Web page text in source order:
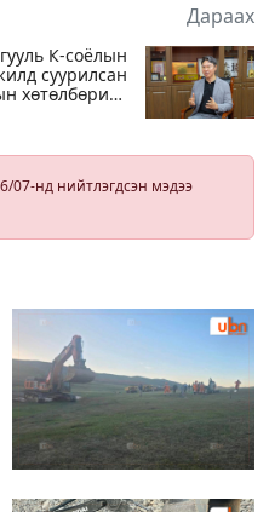
Дараах
К-соёлын
суурилсан
хөтөлбөрийг
07-нд нийтлэгдсэн мэдээ